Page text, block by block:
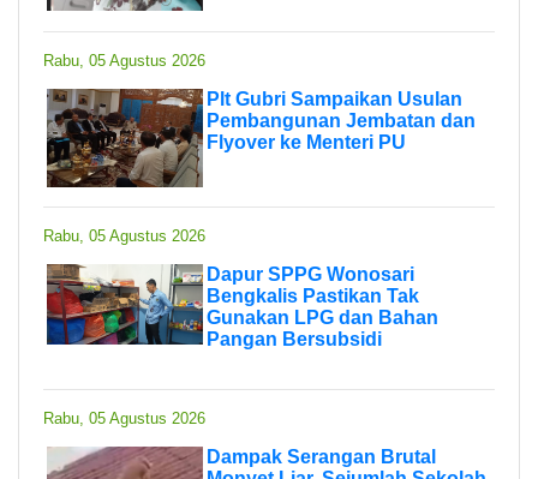
Rabu, 05 Agustus 2026
Plt Gubri Sampaikan Usulan
Pembangunan Jembatan dan
Flyover ke Menteri PU
Rabu, 05 Agustus 2026
Dapur SPPG Wonosari
Bengkalis Pastikan Tak
Gunakan LPG dan Bahan
Pangan Bersubsidi
Rabu, 05 Agustus 2026
Dampak Serangan Brutal